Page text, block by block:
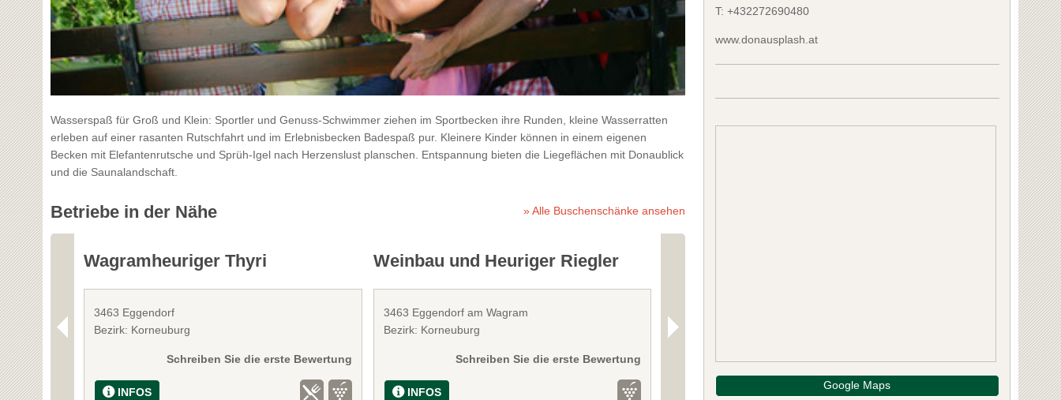
Wasserspaß für Groß und Klein: Sportler und Genuss-Schwimmer ziehen im Sportbecken ihre Runden, kleine Wasserratten
erleben auf einer rasanten Rutschfahrt und im Erlebnisbecken Badespaß pur. Kleinere Kinder können in einem eigenen
Becken mit Elefantenrutsche und Sprüh-Igel nach Herzenslust planschen. Entspannung bieten die Liegeflächen mit Donaublick
und die Saunalandschaft.
Betriebe in der Nähe » Alle Buschenschänke ansehen
Wagramheuriger Thyri
3463 Eggendorf
Bezirk: Korneuburg
Schreiben Sie die erste Bewertung
INFOS
Weinbau und Heuriger Riegler
3463 Eggendorf am Wagram
Bezirk: Korneuburg
Schreiben Sie die erste Bewertung
INFOS
Bezirk: Korneuburg
1 Bewertungen
INFOS
Weinbau
3463 Starnwörth
Bezirk: Korneuburg
INFOS
T: +432272690480
www.donausplash.at
Google Maps